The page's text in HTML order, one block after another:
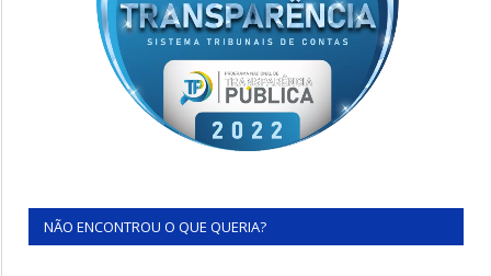
NÃO ENCONTROU O QUE QUERIA?